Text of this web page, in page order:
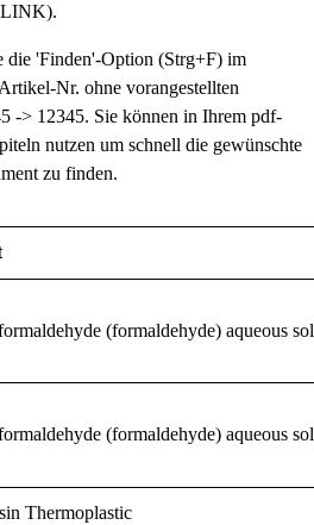
die 'Finden'-Option (Strg+F) im
Nr. ohne vorangestellten
-> 12345. Sie können in Ihrem pdf-
nutzen um schnell die gewünschte
zu finden.
(formaldehyde) aqueous
(formaldehyde) aqueous
Thermoplastic